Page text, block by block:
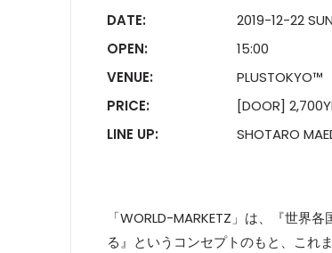
DATE:
2019-12-22 SUN
OPEN:
15:00
VENUE:
PLUSTOKYO™️
PRICE:
[DOOR]
LINE UP:
SHOTARO
「WORLD-MARKETZ」は、『世界
る』というコンセプトのもと、これ